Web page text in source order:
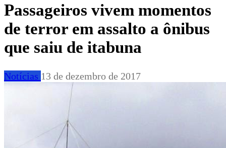
Passageiros vivem momentos
de terror em assalto a ônibus
que saiu de itabuna
Notícias 13 de dezembro de 2017